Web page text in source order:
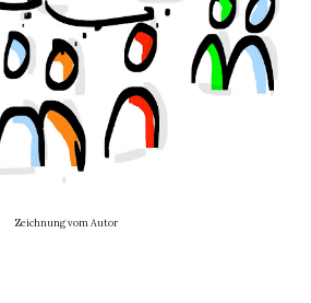
Zeichnung vom Autor